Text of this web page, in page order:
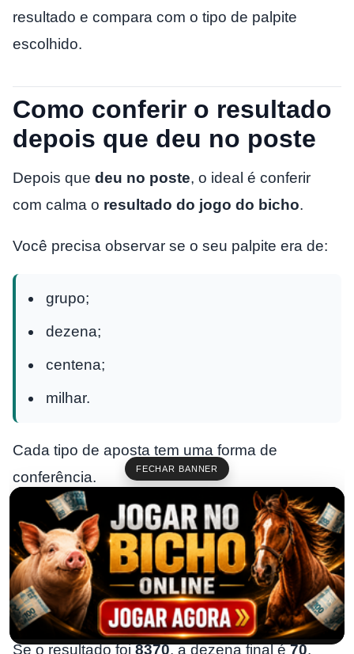
resultado e compara com o tipo de palpite
escolhido.
Como conferir o resultado
depois que deu no poste
Depois que deu no poste, o ideal é conferir
com calma o resultado do jogo do bicho.
Você precisa observar se o seu palpite era de:
grupo;
dezena;
centena;
milhar.
Cada tipo de aposta tem uma forma de
conferência.
Conferindo pelo grupo
O grupo é identificado pela dezena final.
Exemplo:
Se o resultado foi8370, a dezena final é70.
FECHAR BANNER